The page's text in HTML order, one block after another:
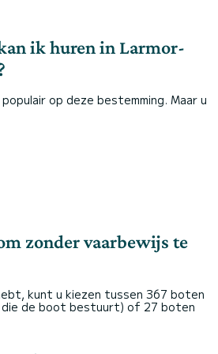
ik huren in Larmor-
op deze bestemming. Maar u
zonder vaarbewijs te
kunt u kiezen tussen 367 boten
de boot bestuurt) of 27 boten